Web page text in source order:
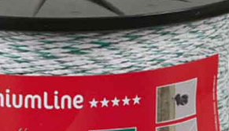
10 dana.